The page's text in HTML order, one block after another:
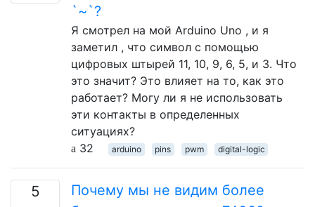
`~`?
Я смотрел на мой Arduino Uno , и я
заметил , что символ с помощью
цифровых штырей 11, 10, 9, 6, 5, и 3. Что
это значит? Это влияет на то, как это
работает? Могу ли я не использовать
эти контакты в определенных
ситуациях?
32
arduino pins pwm digital-logic
5
Почему мы не видим более